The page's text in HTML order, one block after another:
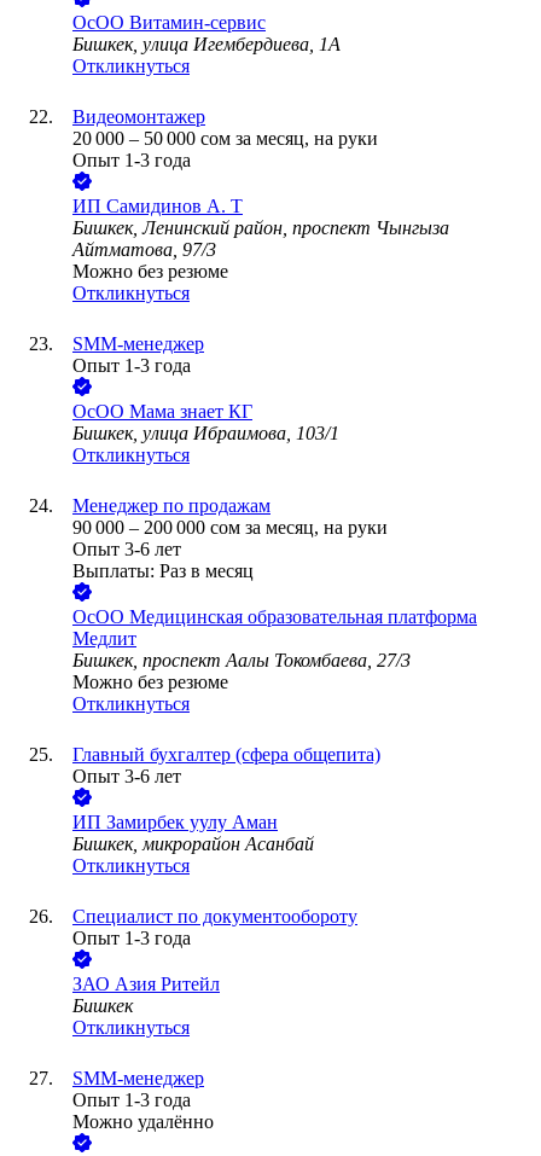
ОсОО Витамин-сервис
Бишкек, улица Игембердиева, 1А
Откликнуться
Видеомонтажер
20 000 – 50 000 сом за месяц, на руки
Опыт 1-3 года
ИП Самидинов А. Т
Бишкек, Ленинский район, проспект Чынгыза
Айтматова, 97/3
Можно без резюме
Откликнуться
SMM-менеджер
Опыт 1-3 года
ОсОО Мама знает КГ
Бишкек, улица Ибраимова, 103/1
Откликнуться
Менеджер по продажам
90 000 – 200 000 сом за месяц, на руки
Опыт 3-6 лет
Выплаты: Раз в месяц
ОсОО Медицинская образовательная платформа
Медлит
Бишкек, проспект Аалы Токомбаева, 27/3
Можно без резюме
Откликнуться
Главный бухгалтер (сфера общепита)
Опыт 3-6 лет
ИП Замирбек уулу Аман
Бишкек, микрорайон Асанбай
Откликнуться
Специалист по документообороту
Опыт 1-3 года
ЗАО Азия Ритейл
Бишкек
Откликнуться
SMM-менеджер
Опыт 1-3 года
Можно удалённо